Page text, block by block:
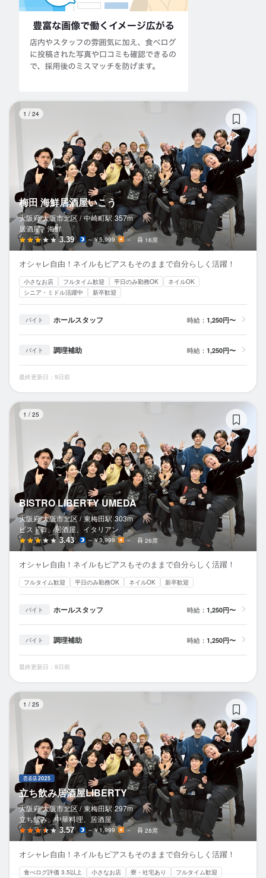
1 / 24
梅田 海鮮居酒屋いこう
大阪府 大阪市北区 / 中崎町駅 357m
居酒屋、海鮮
3.39 ～￥5,999 － 16席
オシャレ自由！ネイルもピアスもそのままで自分らしく活躍！
小さなお店 フルタイム歓迎 平日のみ勤務OK
ネイルOK
シニア・ミドル活躍中
新卒歓迎
バイト ホールスタッフ 時給： 1,250円〜
バイト 調理補助 時給： 1,250円〜
最終更新日：9日前
1 / 25
BISTRO LIBERTY UMEDA
大阪府 大阪市北区 / 東梅田駅 303m
ビストロ、居酒屋、イタリアン
3.43 ～￥3,999 － 26席
オシャレ自由！ネイルもピアスもそのままで自分らしく活躍！
フルタイム歓迎 平日のみ勤務OK ネイルOK 新卒歓迎
バイト ホールスタッフ 時給： 1,250円〜
バイト 調理補助 時給： 1,250円〜
最終更新日：9日前
1 / 25
立ち飲み居酒屋LIBERTY
大阪府 大阪市北区 / 東梅田駅 297m
立ち飲み、中華料理、居酒屋
3.57 ～￥1,999 － 28席
オシャレ自由！ネイルもピアスもそのままで自分らしく活躍！
食べログ評価 3.5以上 小さなお店 寮・社宅あり
フルタイム歓迎